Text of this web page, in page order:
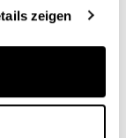
zeigen
8D55 - Pastello